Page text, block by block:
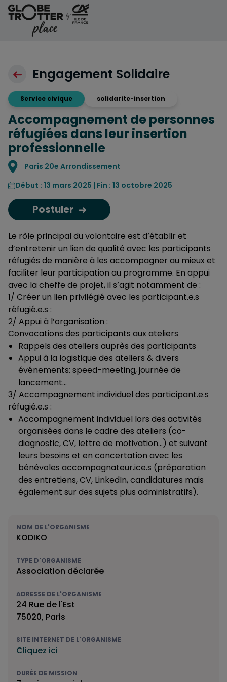
Aller au contenu
Engagement Solidaire
Service civique solidarite-insertion
Accompagnement de personnes
réfugiées dans leur insertion
professionnelle
Localisation
Paris 20e Arrondissement
Début : 13 mars 2025 | Fin : 13 octobre 2025
Postuler
Le rôle principal du volontaire est d’établir et
d’entretenir un lien de qualité avec les participants
réfugiés de manière à les accompagner au mieux et
faciliter leur participation au programme. En appui
avec la cheffe de projet, il s’agit notamment de :
1/ Créer un lien privilégié avec les participant.e.s
réfugié.e.s :
2/ Appui à l’organisation :
Convocations des participants aux ateliers
Rappels des ateliers auprès des participants
Appui à la logistique des ateliers & divers
événements: speed-meeting, journée de
lancement…
3/ Accompagnement individuel des participant.e.s
réfugié.e.s :
Accompagnement individuel lors des activités
organisées dans le cadre des ateliers (co-
diagnostic, CV, lettre de motivation…) et suivant
leurs besoins et en concertation avec les
bénévoles accompagnateur.ice.s (préparation
des entretiens, CV, LinkedIn, candidatures mais
également sur des sujets plus administratifs).
NOM DE L'ORGANISME
KODIKO
TYPE D'ORGANISME
Association déclarée
ADRESSE DE L'ORGANISME
24 Rue de l'Est
75020, Paris
SITE INTERNET DE L'ORGANISME
Cliquez ici
DURÉE DE MISSION